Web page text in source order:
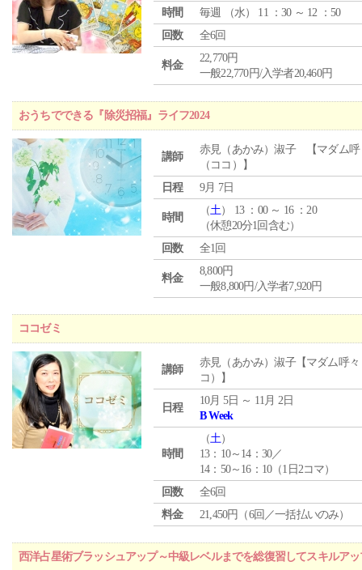
時間
毎週 （水） 11 ：30 ～ 12 ：50
回数
全6回
料金
22,770円
一般22,770円/入学者20,460円
おうちでできる『除災招福』ライフ2024
講師
赤見（あかみ）淑子 【マダム呼
（ココ）】
日程
9月 7日
時間
（土） 13 ：00 ～ 16 ：20
（休憩20分1回含む）
回数
全1回
料金
8,800円
一般8,800円/入学者7,920円
ココゼミ
講師
赤見（あかみ）淑子【マダム呼々
コ）】
日程
10月 5日 ～ 11月 2日
B Week
時間
（土）
13：10～14：30／
14：50～16：10（1日2コマ）
回数
全6回
料金
21,450円（6回／一括払いのみ）
西洋占星術ブラッシュアップ～中級レベルまでを総復習してスキルア